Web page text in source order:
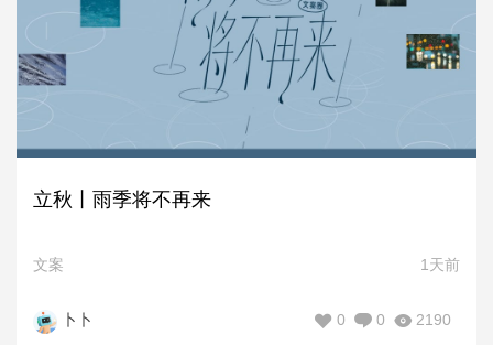
立秋丨雨季将不再来
文案 1天前
卜卜 2190
0
0